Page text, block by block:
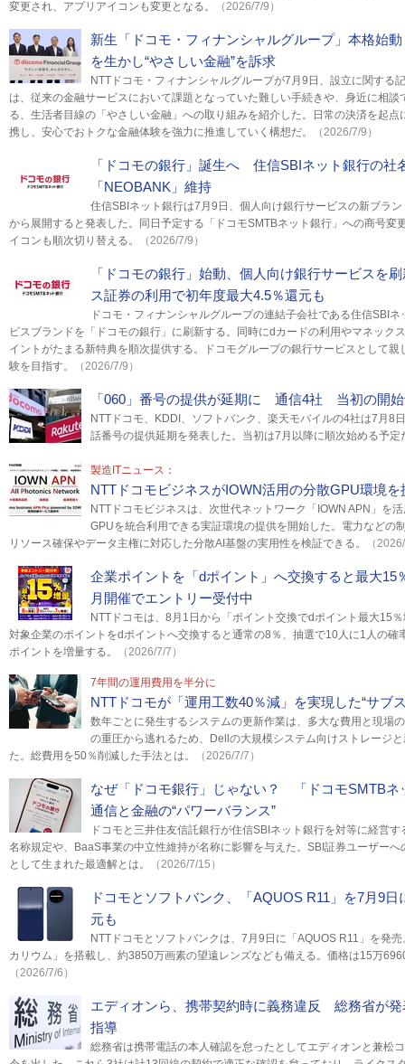
変更され、アプリアイコンも変更となる。
（2026/7/9）
新生「ドコモ・フィナンシャルグループ」本格始
を生かし“やさしい金融”を訴求
NTTドコモ・フィナンシャルグループが7月9日、設立に関する
は、従来の金融サービスにおいて課題となっていた難しい手続きや、身近に相
る、生活者目線の「やさしい金融」への取り組みを紹介した。日常の決済を起
携し、安心でおトクな金融体験を強力に推進していく構想だ。
（2026/7/9）
「ドコモの銀行」誕生へ 住信SBIネット銀行の
「NEOBANK」維持
住信SBIネット銀行は7月9日、個人向け銀行サービスの新ブラ
から展開すると発表した。同日予定する「ドコモSMTBネット銀行」への商号変
イコンも順次切り替える。
（2026/7/9）
「ドコモの銀行」始動、個人向け銀行サービスを
ス証券の利用で初年度最大4.5％還元も
ドコモ・フィナンシャルグループの連結子会社である住信SBI
ビスブランドを「ドコモの銀行」に刷新する。同時にdカードの利用やマネック
イントがたまる新特典を順次提供する。ドコモグループの銀行サービスとして
験を目指す。
（2026/7/9）
「060」番号の提供が延期に 通信4社 当初の開
NTTドコモ、KDDI、ソフトバンク、楽天モバイルの4社は7月8
話番号の提供延期を発表した。当初は7月以降に順次始める予定
製造ITニュース：
NTTドコモビジネスがIOWN活用の分散GPU環境
NTTドコモビジネスは、次世代ネットワーク「IOWN APN」を
GPUを統合利用できる実証環境の提供を開始した。電力などの
リソース確保やデータ主権に対応した分散AI基盤の実用性を検証できる。
（
企業ポイントを「dポイント」へ交換すると最大
月開催でエントリー受付中
NTTドコモは、8月1日から「ポイント交換でdポイント最大15
対象企業のポイントをdポイントへ交換すると通常の8％、抽選で10人に1人の確
ポイントを増量する。
（2026/7/7）
7年間の運用費用を半分に
NTTドコモが「運用工数40％減」を実現した“サブ
数年ごとに発生するシステムの更新作業は、多大な費用と現場
の重圧から逃れるため、Dellの大規模システム向けストレージ
た。総費用を50％削減した手法とは。
（2026/7/7）
なぜ「ドコモ銀行」じゃない？ 「ドコモSMTBネ
通信と金融の“パワーバランス”
ドコモと三井住友信託銀行が住信SBIネット銀行を対等に経営
名称規定や、BaaS事業の中立性維持が名称に影響を与えた。SBI証券ユーザー
として生まれた最適解とは。
（2026/7/15）
ドコモとソフトバンク、「AQUOS R11」を7月9
元も
NTTドコモとソフトバンクは、7月9日に「AQUOS R11」を発
カリウム」を搭載し、約3850万画素の望遠レンズなども備える。価格は15万
（2026/7/6）
エディオンら、携帯契約時に義務違反 総務省が
指導
総務省は携帯電話の本人確認を怠ったとしてエディオンと兼松